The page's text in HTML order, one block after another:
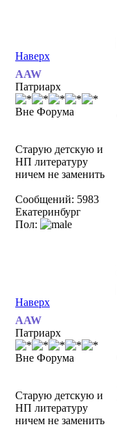
Наверх
AAW
Патриарх
Вне Форума
Старую детскую и
НП литературу
ничем не заменить
Сообщений: 5983
Екатеринбург
Пол:
Наверх
AAW
Патриарх
Вне Форума
Старую детскую и
НП литературу
ничем не заменить